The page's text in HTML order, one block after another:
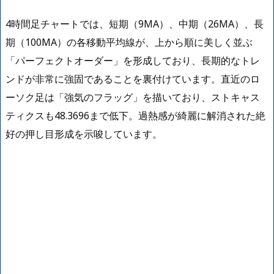
4時間足チャートでは、短期（9MA）、中期（26MA）、長
期（100MA）の各移動平均線が、上から順に美しく並ぶ
「パーフェクトオーダー」を形成しており、長期的なトレ
ンドが非常に強固であることを裏付けています。直近のロ
ーソク足は「強気のフラッグ」を描いており、ストキャス
ティクスも48.3696まで低下。過熱感が綺麗に解消された絶
好の押し目形成を示唆しています。